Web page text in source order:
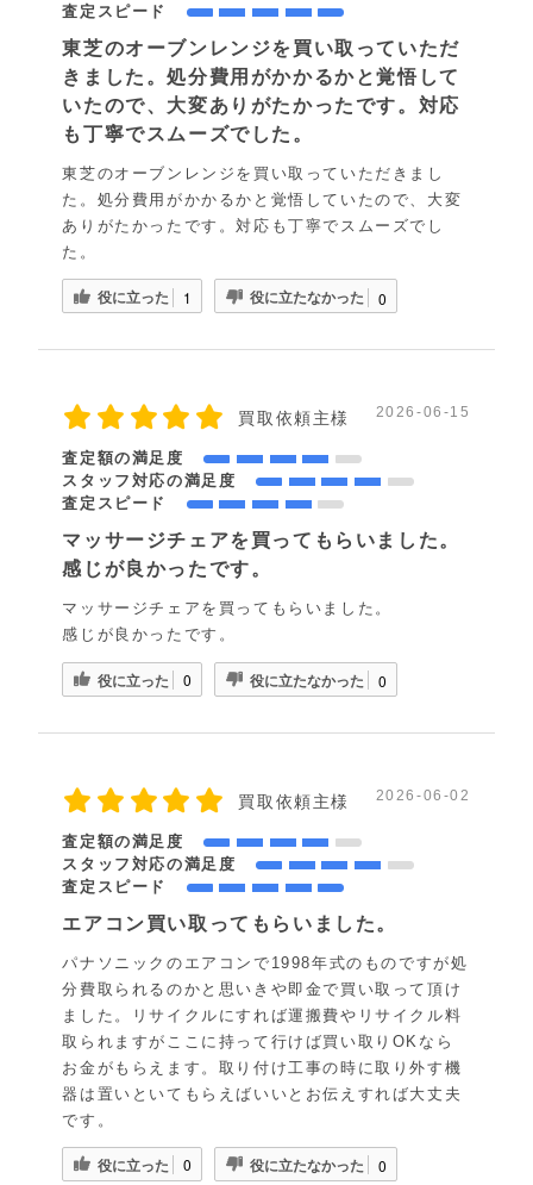
査定スピード
東芝のオーブンレンジを買い取っていただ
きました。処分費用がかかるかと覚悟して
いたので、大変ありがたかったです。対応
も丁寧でスムーズでした。
東芝のオーブンレンジを買い取っていただきまし
た。処分費用がかかるかと覚悟していたので、大変
ありがたかったです。対応も丁寧でスムーズでし
た。
役に立った 1 役に立たなかった 0
買取依頼主様 2026-06-15
査定額の満足度
スタッフ対応の満足度
査定スピード
マッサージチェアを買ってもらいました。
感じが良かったです。
マッサージチェアを買ってもらいました。
感じが良かったです。
役に立った 0 役に立たなかった 0
買取依頼主様 2026-06-02
査定額の満足度
スタッフ対応の満足度
査定スピード
エアコン買い取ってもらいました。
パナソニックのエアコンで1998年式のものですが処
分費取られるのかと思いきや即金で買い取って頂け
ました。リサイクルにすれば運搬費やリサイクル料
取られますがここに持って行けば買い取りOKなら
お金がもらえます。取り付け工事の時に取り外す機
器は置いといてもらえばいいとお伝えすれば大丈夫
です。
役に立った 0 役に立たなかった 0